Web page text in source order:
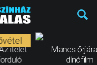
ítélet
Mancs
dínófilm